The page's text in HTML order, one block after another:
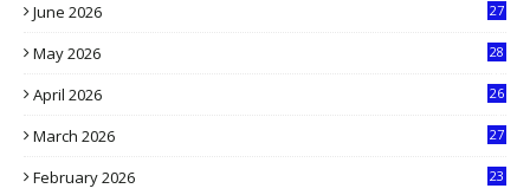
June 2026
27
May 2026
28
April 2026
26
March 2026
27
February 2026
23